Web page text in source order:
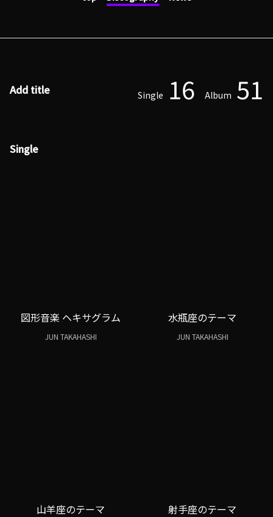
Add title Single 16 Album 51
Single
図形音楽 ヘキサグラム
JUN TAKAHASHI
水瓶座のテーマ
JUN TAKAHASHI
山羊座のテーマ 射手座のテーマ